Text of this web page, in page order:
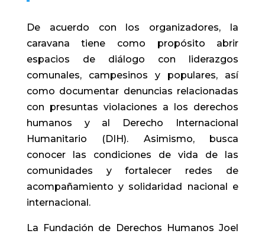
De acuerdo con los organizadores, la
caravana tiene como propósito abrir
espacios de diálogo con liderazgos
comunales, campesinos y populares, así
como documentar denuncias relacionadas
con presuntas violaciones a los derechos
humanos y al Derecho Internacional
Humanitario (DIH). Asimismo, busca
conocer las condiciones de vida de las
comunidades y fortalecer redes de
acompañamiento y solidaridad nacional e
internacional.
La Fundación de Derechos Humanos Joel